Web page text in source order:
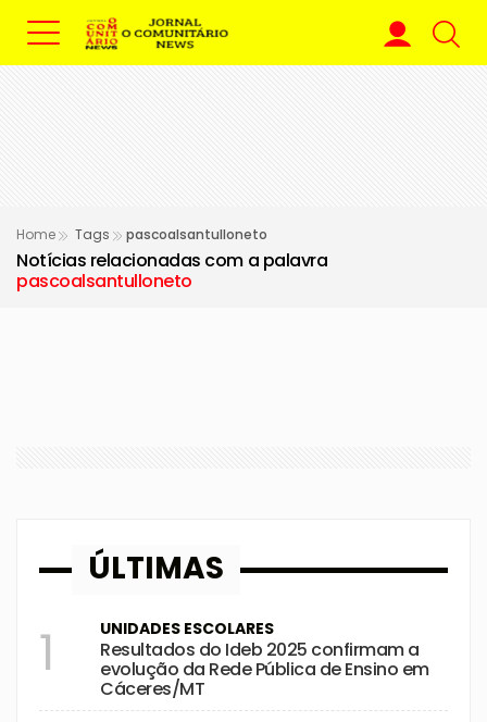
Home Tags pascoalsantulloneto
Notícias relacionadas com a palavra
pascoalsantulloneto
ÚLTIMAS
1 UNIDADES ESCOLARES
Resultados do Ideb 2025 confirmam a
evolução da Rede Pública de Ensino em
Cáceres/MT